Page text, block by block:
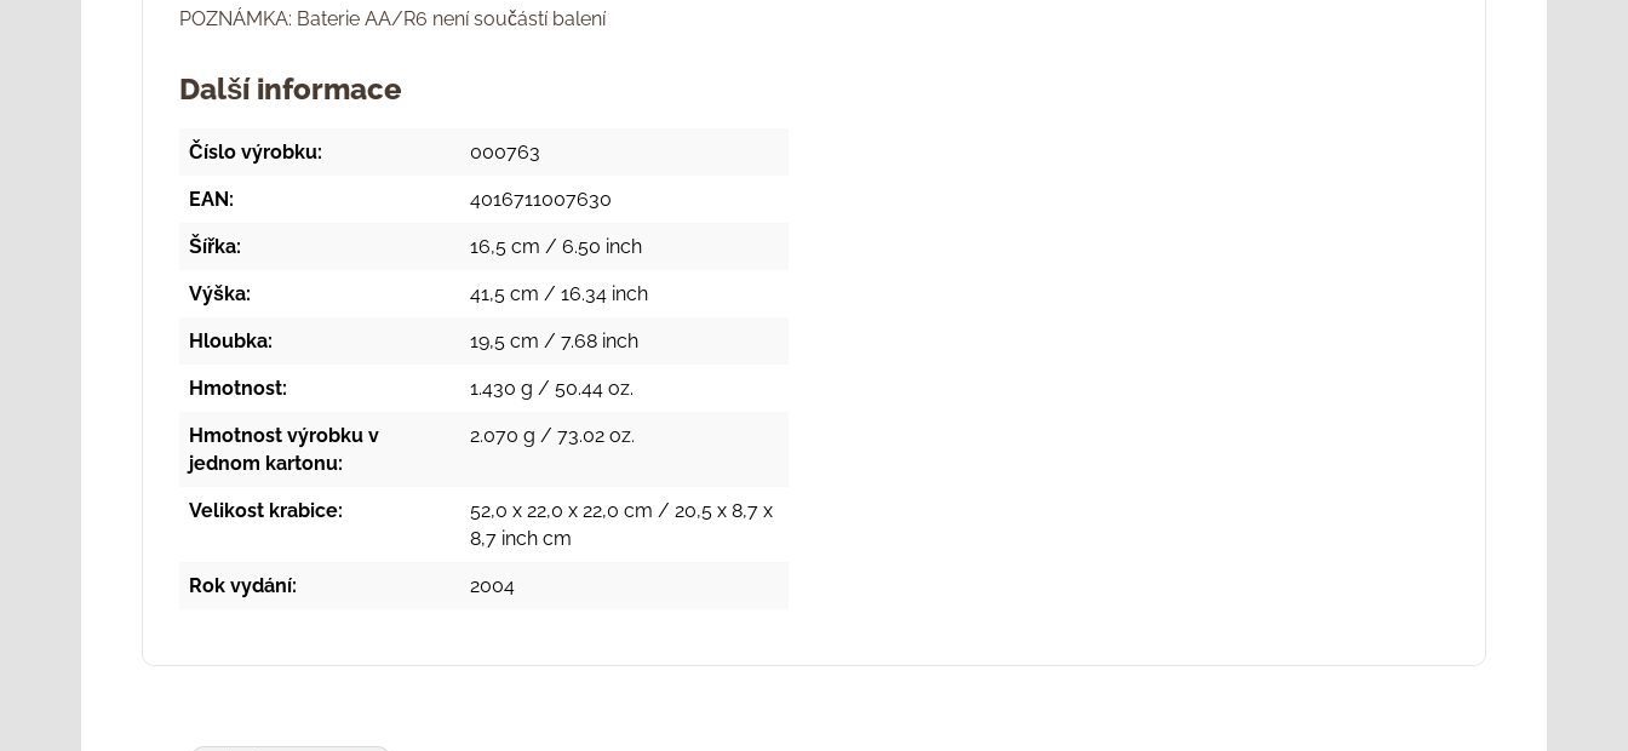
POZNÁMKA: Baterie AA/R6 není součástí balení
Další informace
Číslo výrobku: 000763
EAN: 4016711007630
Šířka: 16,5 cm / 6.50 inch
Výška: 41,5 cm / 16.34 inch
Hloubka: 19,5 cm / 7.68 inch
Hmotnost: 1.430 g / 50.44 oz.
Hmotnost výrobku v
jednom kartonu:
2.070 g / 73.02 oz.
Velikost krabice:
52,0 x 22,0 x 22,0 cm / 20,5 x 8,7 x
8,7 inch cm
Rok vydání: 2004